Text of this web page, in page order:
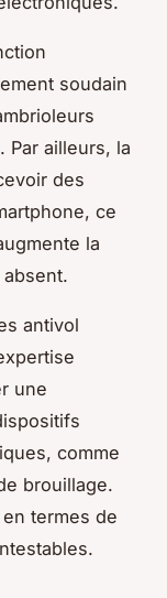
soudain
Par ailleurs, la
des
ce
la
antivol
une
comme
brouillage.
termes de